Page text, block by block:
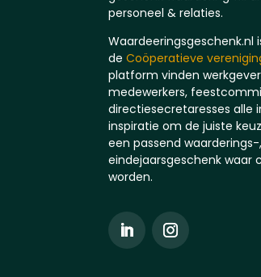
personeel & relaties.
Waardeeringsgeschenk.nl
de Coöperatieve
platform vinden
medewerkers,
directiesecretaresses alle
inspiratie om de juiste
een passend
eindejaarsgeschenk waar
worden.